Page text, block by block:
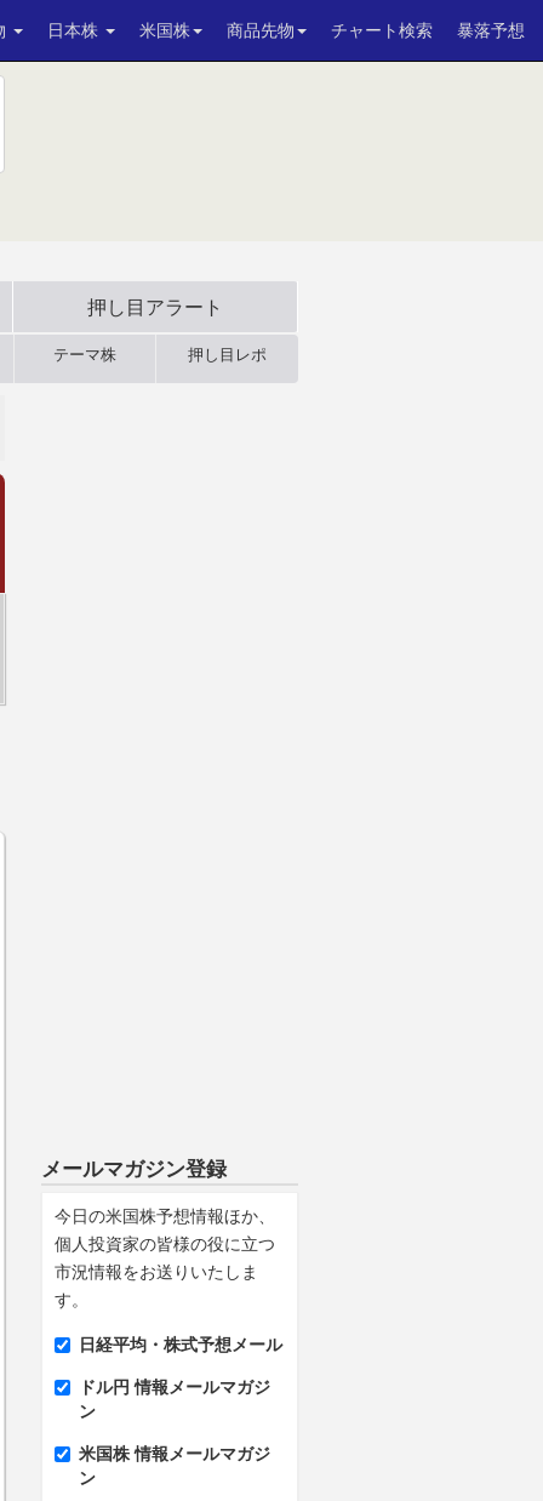
日本株 米国株 商品先物 チャート検索 暴落予想
押し目アラート
テーマ株 押し目レポ
メールマガジン登録
今日の米国株予想情報ほか、
個人投資家の皆様の役に立つ
市況情報をお送りいたしま
す。
日経平均・株式予想メール
ドル円 情報メールマガジ
ン
米国株 情報メールマガジ
ン